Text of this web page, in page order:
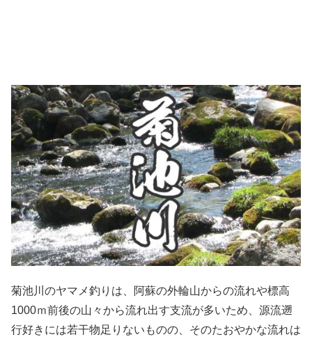
菊池川のヤマメ釣りは、阿蘇の外輪山からの流れや標高
1000ｍ前後の山々から流れ出す支流が多いため、源流遡
行好きには若干物足りないものの、そのたおやかな流れは